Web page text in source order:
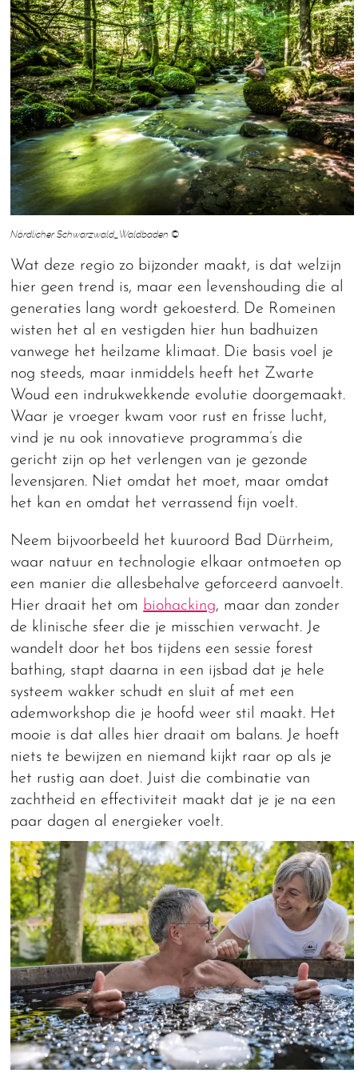
Nördlicher Schwarzwald_Waldbaden ©
Wat deze regio zo bijzonder maakt, is dat welzijn
hier geen trend is, maar een levenshouding die al
generaties lang wordt gekoesterd. De Romeinen
wisten het al en vestigden hier hun badhuizen
vanwege het heilzame klimaat. Die basis voel je
nog steeds, maar inmiddels heeft het Zwarte
Woud een indrukwekkende evolutie doorgemaakt.
Waar je vroeger kwam voor rust en frisse lucht,
vind je nu ook innovatieve programma’s die
gericht zijn op het verlengen van je gezonde
levensjaren. Niet omdat het moet, maar omdat
het kan en omdat het verrassend fijn voelt.
Neem bijvoorbeeld het kuuroord Bad Dürrheim,
waar natuur en technologie elkaar ontmoeten op
een manier die allesbehalve geforceerd aanvoelt.
Hier draait het om biohacking, maar dan zonder
de klinische sfeer die je misschien verwacht. Je
wandelt door het bos tijdens een sessie forest
bathing, stapt daarna in een ijsbad dat je hele
systeem wakker schudt en sluit af met een
ademworkshop die je hoofd weer stil maakt. Het
mooie is dat alles hier draait om balans. Je hoeft
niets te bewijzen en niemand kijkt raar op als je
het rustig aan doet. Juist die combinatie van
zachtheid en effectiviteit maakt dat je je na een
paar dagen al energieker voelt.